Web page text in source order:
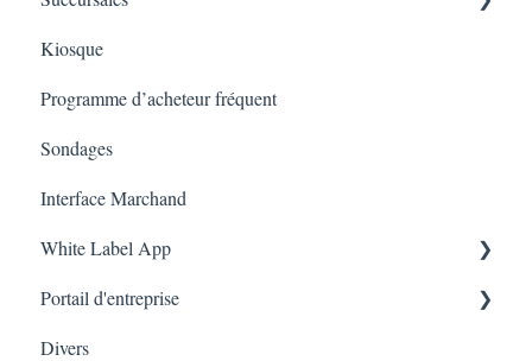
Marketing
Employés
Kiosque
Programme d’acheteur fréquent
Sondages
Interface Marchand
White Label App
Code QR -Integration
Portail d'entreprise
Liste des transactions
Divers